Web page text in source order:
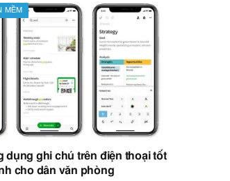
MỀM
dụng ghi chú trên điện thoại tốt
cho dân văn phòng